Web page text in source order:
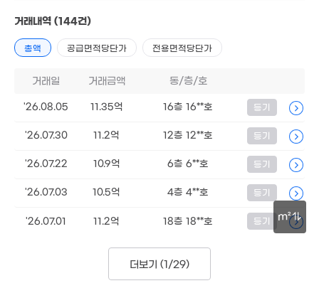
12.45억
100만
13.15억
m²
거래내역 (144건)
총액 공급면적당단가 전용면적당단가
거래일 거래금액 동/층/호
'26.08.05 11.35억 16층 16**호 등기
'26.07.30 11.2억 12층 12**호 등기
'26.07.22 10.9억 6층 6**호 등기
'26.07.03 10.5억 4층 4**호 등기
'26.07.01 11.2억 18층 18**호 등기
더보기 (1/29)